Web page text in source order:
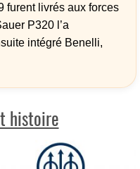
furent livrés aux forces
P320 l’a
intégré Benelli,
histoire